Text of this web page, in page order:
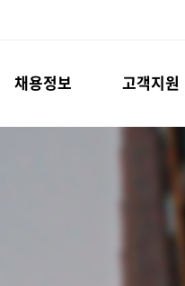
채용정보 고객지원